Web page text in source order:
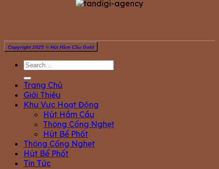
Copyright 2025 © Hút Hầm Cầu Gold
Trang Chủ
Giới Thiệu
Khu Vực Hoạt Động
Hút Hầm Cầu
Thông Cống Nghẹt
Hút Bể Phốt
Thông Cống Nghẹt
Hút Bể Phốt
Tin Tức